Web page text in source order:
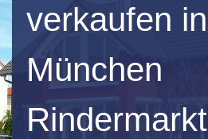
verkaufen in
München
Rindermarkt